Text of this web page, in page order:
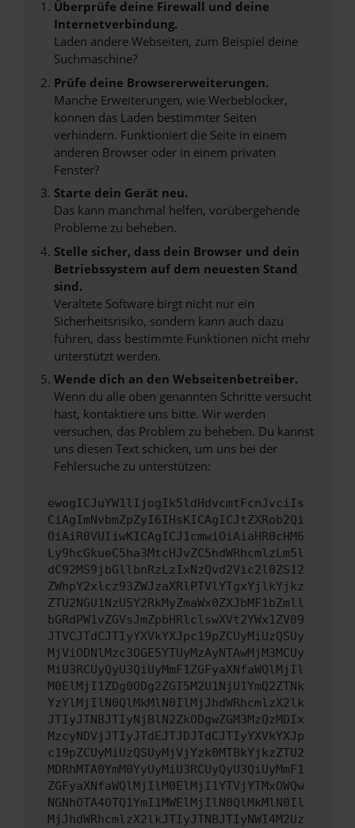
Überprüfe deine Firewall und deine
Internetverbindung.
Laden andere Webseiten, zum Beispiel deine
Suchmaschine?
Prüfe deine Browsererweiterungen.
Manche Erweiterungen, wie Werbeblocker,
können das Laden bestimmter Seiten
verhindern. Funktioniert die Seite in einem
anderen Browser oder in einem privaten
Fenster?
Starte dein Gerät neu.
Das kann manchmal helfen, vorübergehende
Probleme zu beheben.
Stelle sicher, dass dein Browser und dein
Betriebssystem auf dem neuesten Stand
sind.
Veraltete Software birgt nicht nur ein
Sicherheitsrisiko, sondern kann auch dazu
führen, dass bestimmte Funktionen nicht mehr
unterstützt werden.
Wende dich an den Webseitenbetreiber.
Wenn du alle oben genannten Schritte versucht
hast, kontaktiere uns bitte. Wir werden
versuchen, das Problem zu beheben. Du kannst
uns diesen Text schicken, um uns bei der
Fehlersuche zu unterstützen:
ewogICJuYW1lIjogIk5ldHdvcmtFcnJvciIs
CiAgImNvbmZpZyI6IHsKICAgICJtZXRob2Qi
OiAiR0VUIiwKICAgICJ1cmwiOiAiaHR0cHM6
Ly9hcGkueC5ha3MtcHJvZC5hdWRhcmlzLm5l
dC92MS9jbGllbnRzLzIxNzQvd2Vic2l0ZS12
ZWhpY2xlcz93ZWJzaXRlPTVlYTgxYjlkYjkz
ZTU2NGU1NzU5Y2RkMyZmaWx0ZXJbMF1bZmll
bGRdPW1vZGVsJmZpbHRlclswXVt2YWx1ZV09
JTVCJTdCJTIyYXVkYXJpc19pZCUyMiUzQSUy
MjViODNlMzc3OGE5YTUyMzAyNTAwMjM3MCUy
MiU3RCUyQyU3QiUyMmF1ZGFyaXNfaWQlMjIl
M0ElMjI1ZDg0ODg2ZGI5M2U1NjU1YmQ2ZTNk
YzYlMjIlN0QlMkMlN0IlMjJhdWRhcmlzX2lk
JTIyJTNBJTIyNjBlN2ZkODgwZGM3MzQzMDIx
MzcyNDVjJTIyJTdEJTJDJTdCJTIyYXVkYXJp
c19pZCUyMiUzQSUyMjVjYzk0MTBkYjkzZTU2
MDRhMTA0YmM0YyUyMiU3RCUyQyU3QiUyMmF1
ZGFyaXNfaWQlMjIlM0ElMjI1YTVjYTMxOWQw
NGNhOTA4OTQ1YmI1MWElMjIlN0QlMkMlN0Il
MjJhdWRhcmlzX2lkJTIyJTNBJTIyNWI4M2Uz